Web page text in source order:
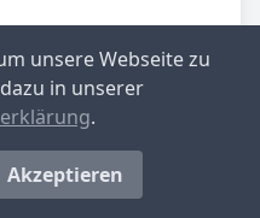
unsere Webseite zu
in unserer
.
Akzeptieren